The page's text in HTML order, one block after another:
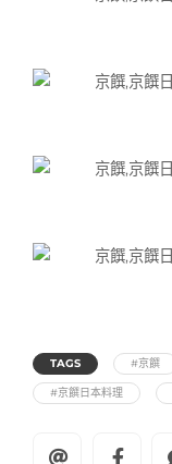
TAGS #京饌
#京饌日本料理